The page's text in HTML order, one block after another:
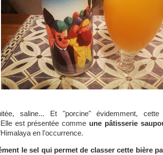
saline... Et "porcine" évidemment,
est présentée comme une pâtisserie
en l’occurrence.
le sel qui permet de classer cette bière